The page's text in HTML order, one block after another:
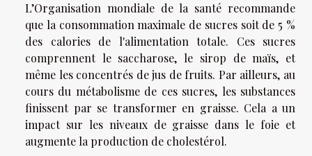
L’Organisation mondiale de la santé recommande
que la consommation maximale de sucres soit de 5 %
des calories de l'alimentation totale. Ces sucres
comprennent le saccharose, le sirop de maïs, et
même les concentrés de jus de fruits. Par ailleurs, au
cours du métabolisme de ces sucres, les substances
finissent par se transformer en graisse. Cela a un
impact sur les niveaux de graisse dans le foie et
augmente la production de cholestérol.